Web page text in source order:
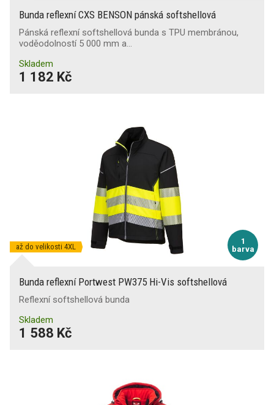
Bunda reflexní CXS BENSON pánská softshellová
Pánská reflexní softshellová bunda s TPU membránou,
voděodolností 5 000 mm a…
Skladem
1 182 Kč
1
barva
až do velikosti 4XL
Bunda reflexní Portwest PW375 Hi-Vis softshellová
Reflexní softshellová bunda
Skladem
1 588 Kč